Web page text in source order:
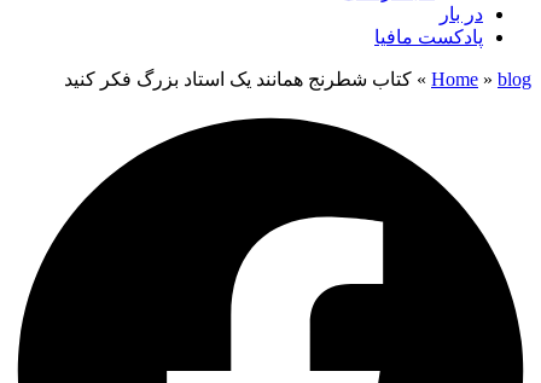
در بار
پادکست مافیا
Home » blog
» کتاب شطرنج همانند یک استاد بزرگ فکر کنید